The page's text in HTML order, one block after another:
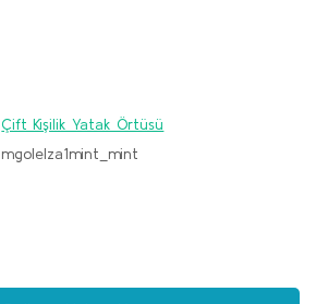
Çift Kişilik Yatak Örtüsü
mgolelza1mint_mint